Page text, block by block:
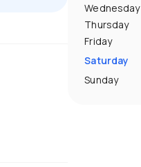
Wednesday
Thursday
Friday
Saturday
Sunday